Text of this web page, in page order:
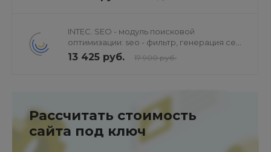
INTEC. SEO - модуль поисковой
оптимизации: seo - фильтр, генерация сео
- текстов, H1, мета-тегов
13 425 руб. 17 900 руб.
Рассчитать стоимость
сайта под ключ